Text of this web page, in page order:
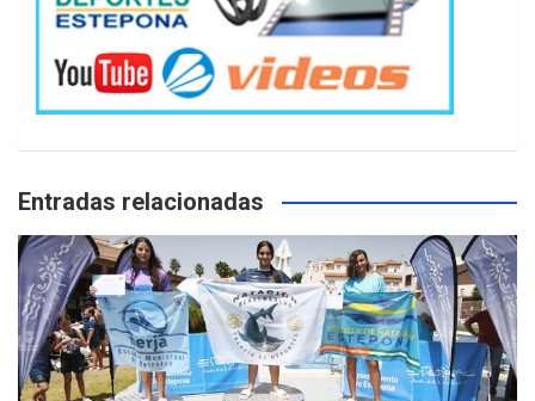
Entradas relacionadas